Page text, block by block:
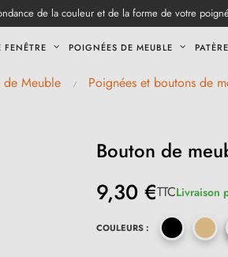
de la couleur et de la forme de votre
FENÊTRE POIGNÉES DE MEUBLE
de Meuble
Poignées et boutons de
Bouton de
9,30 €TTCLivraison
COULEURS :